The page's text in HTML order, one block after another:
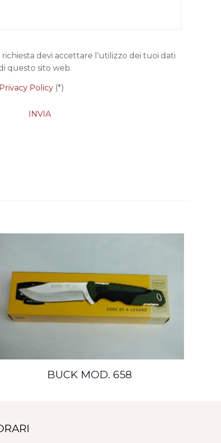
devi accettare l'utilizzo dei tuoi dati
questo sito web.
Privacy Policy(*)
BUCK MOD. 658